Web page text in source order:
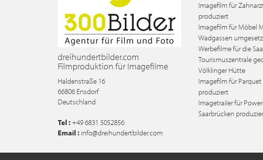
dreihundertbilder.com
Filmproduktion für Imagefilme
Haldenstraße 16
66806 Ensdorf
Deutschland
Tel :+49 6831 5052856
Email : info@dreihundertbilder.com
Imagefilm für
produziert
Imagefilm für Möbel
Wadgassen
Werbefilme für die
Tourismuszentrale
Völklinger Hütte
Imagefilm für
produziert
Imagetrailer für
Saarbrücken